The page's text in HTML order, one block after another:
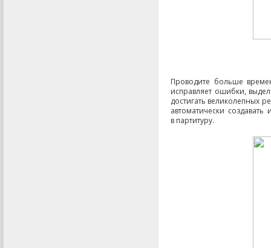
Проводите больше
исправляет ошибки,
достигать великолепных
автоматически
в партитуру.